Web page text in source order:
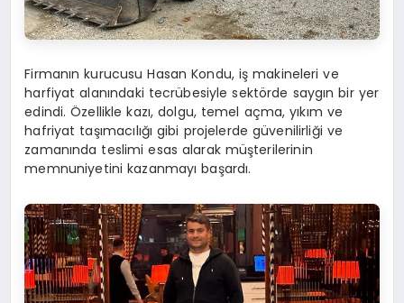
Firmanın kurucusu Hasan Kondu, iş makineleri ve
harfiyat alanındaki tecrübesiyle sektörde saygın bir yer
edindi. Özellikle kazı, dolgu, temel açma, yıkım ve
hafriyat taşımacılığı gibi projelerde güvenilirliği ve
zamanında teslimi esas alarak müşterilerinin
memnuniyetini kazanmayı başardı.